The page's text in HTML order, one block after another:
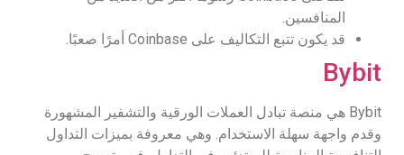
المنافسين.
قد يكون تتبع التكاليف على Coinbase أمرًا صعبًا.
Bybit
Bybit هي منصة تبادل العملات الورقية والتشفير المشهورة
وقدم واجهة سهلة الاستخدام. وهي معروفة بميزات التداول